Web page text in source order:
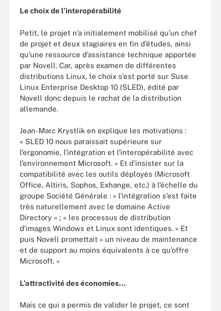
Le choix de l’interopérabilité
Petit, le projet n’a initialement mobilisé qu’un chef
de projet et deux stagiaires en fin d’études, ainsi
qu’une ressource d’assistance technique apportée
par Novell. Car, après examen de différentes
distributions Linux, le choix s’est porté sur Suse
Linux Enterprise Desktop 10 (SLED), édité par
Novell donc depuis le rachat de la distribution
allemande.
Jean-Marc Krystlik en explique les motivations :
« SLED 10 nous paraissait supérieure sur
l’ergonomie, l’intégration et l’interopérabilité avec
l’environnement Microsoft. » Et d’insister sur la
compatibilité avec les outils déployés (Microsoft
Office, Altiris, Sophos, Exhange, etc.) à l’échelle du
groupe Société Générale : « l’intégration s’est faite
très naturellement avec le domaine Active
Directory » ; « les processus de distribution
d’images Windows et Linux sont identiques. » Et
puis Novell promettait « un niveau de maintenance
et de support au moins équivalents à ce qu’offre
Microsoft. »
L’attractivité des économies...
Mais ce qui a permis de valider le projet, ce sont